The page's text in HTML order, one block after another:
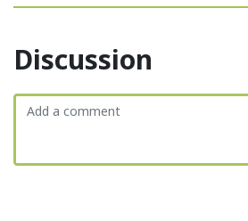
Discussion